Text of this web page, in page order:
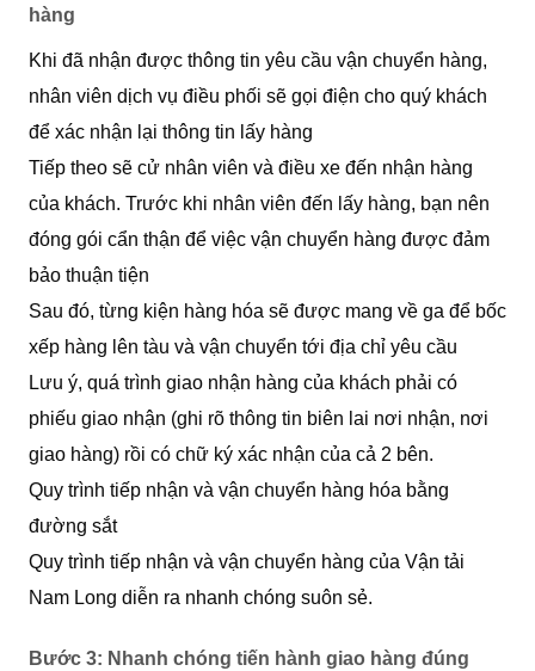
hàng
Khi đã nhận được thông tin yêu cầu vận chuyển hàng,
nhân viên dịch vụ điều phối sẽ gọi điện cho quý khách
để xác nhận lại thông tin lấy hàng
Tiếp theo sẽ cử nhân viên và điều xe đến nhận hàng
của khách. Trước khi nhân viên đến lấy hàng, bạn nên
đóng gói cẩn thận để việc vận chuyển hàng được đảm
bảo thuận tiện
Sau đó, từng kiện hàng hóa sẽ được mang về ga để bốc
xếp hàng lên tàu và vận chuyển tới địa chỉ yêu cầu
Lưu ý, quá trình giao nhận hàng của khách phải có
phiếu giao nhận (ghi rõ thông tin biên lai nơi nhận, nơi
giao hàng) rồi có chữ ký xác nhận của cả 2 bên.
Quy trình tiếp nhận và vận chuyển hàng hóa bằng
đường sắt
Quy trình tiếp nhận và vận chuyển hàng của Vận tải
Nam Long diễn ra nhanh chóng suôn sẻ.
Bước 3: Nhanh chóng tiến hành giao hàng đúng